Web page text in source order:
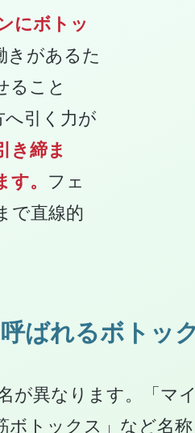
にボトッ
きがあるた
ること
へ引く力が
き締ま
。 フェ
で直線的
ばれるボトッ
が異なります。「マ
ボトックス」など名